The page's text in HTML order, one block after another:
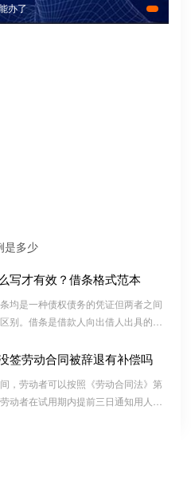
办了
是多少
写才有效？借条格式范本
均是一种债权债务的凭证但两者之间
别。借条是借款人向出借人出具的借
是双方基于以前的经济往来而进行结
，仅是代表一种纯粹的债权债务关系
款合同关系。因此借款时宜写“借
签劳动合同被辞退有补偿吗
，劳动者可以按照《劳动合同法》第
动者在试用期内提前三日通知用人单
款关系吗？
只能证明双方的借贷关系生效，但是
各自的财产和债务范围以及权利归属
来离婚或一方死亡是产生争议。
申请